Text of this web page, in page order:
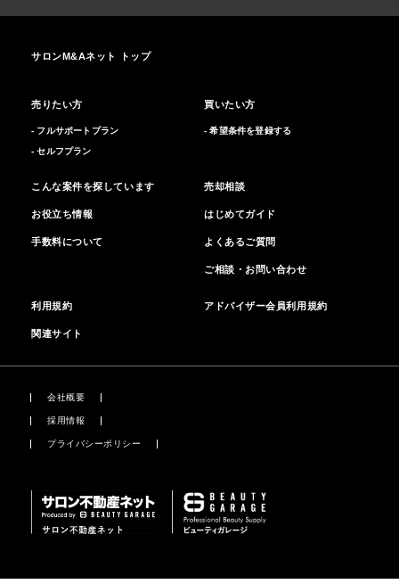
サロンM&Aネット トップ
売りたい方
- フルサポートプラン
- セルフプラン
買いたい方
- 希望条件を登録する
こんな案件を探しています
お役立ち情報
手数料について
売却相談
はじめてガイド
よくあるご質問
ご相談・お問い合わせ
利用規約 アドバイザー会員利用規約
関連サイト
会社概要
採用情報
プライバシーポリシー